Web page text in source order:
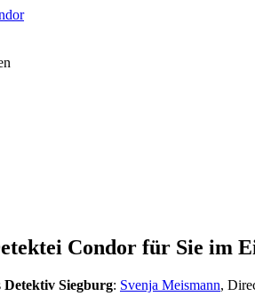
Condor für Sie im
Detektiv Siegburg: Svenja Meismann,